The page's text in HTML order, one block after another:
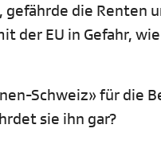
die Renten
der EU in Gefahr,
Schweiz» für die
sie ihn gar?